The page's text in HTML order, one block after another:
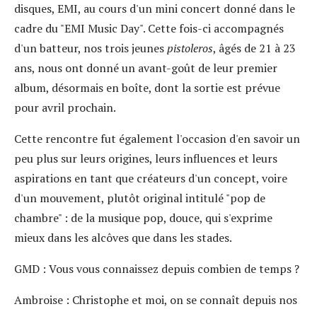
disques, EMI, au cours d'un mini concert donné dans le
cadre du "EMI Music Day". Cette fois-ci accompagnés
d'un batteur, nos trois jeunespistoleros, âgés de 21 à 23
ans, nous ont donné un avant-goût de leur premier
album, désormais en boîte, dont la sortie est prévue
pour avril prochain.
Cette rencontre fut également l'occasion d'en savoir un
peu plus sur leurs origines, leurs influences et leurs
aspirations en tant que créateurs d'un concept, voire
d'un mouvement, plutôt original intitulé "pop de
chambre" : de la musique pop, douce, qui s'exprime
mieux dans les alcôves que dans les stades.
GMD : Vous vous connaissez depuis combien de temps ?
Ambroise : Christophe et moi, on se connaît depuis nos